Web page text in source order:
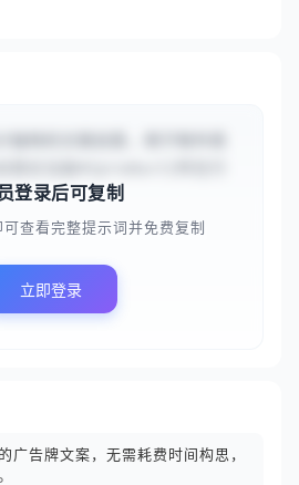
登录后可复制
查看完整提示词并免费复制
立即登录
广告牌文案，无需耗费时间构思，